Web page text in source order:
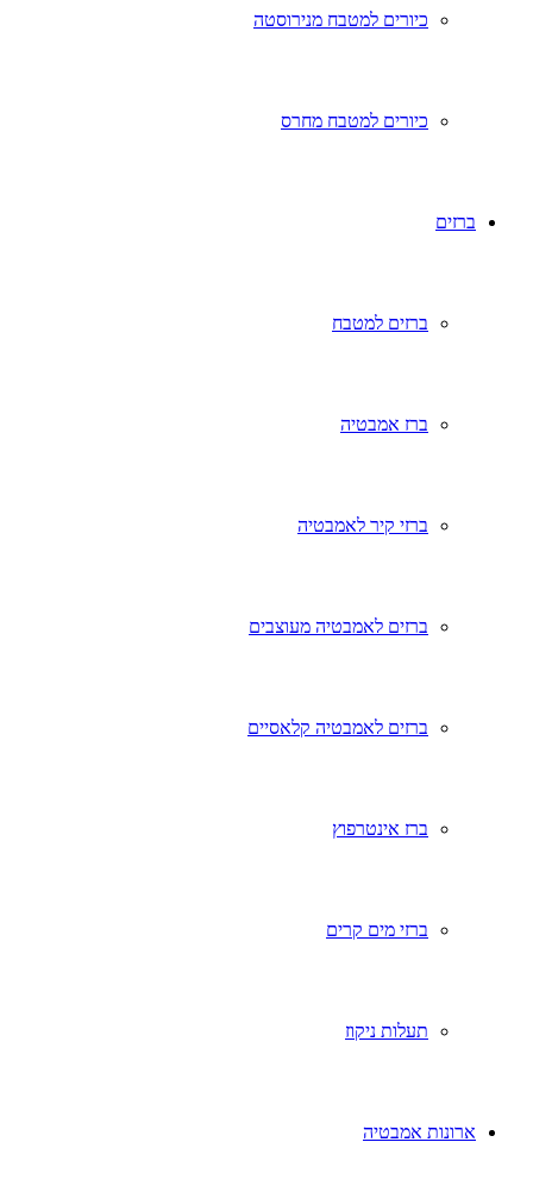
כיורים למטבח מנירוסטה
כיורים למטבח מחרס
ברזים
ברזים למטבח
ברז אמבטיה
ברזי קיר לאמבטיה
ברזים לאמבטיה מעוצבים
ברזים לאמבטיה קלאסיים
ברז אינטרפוץ
ברזי מים קרים
תעלות ניקוז
ארונות אמבטיה